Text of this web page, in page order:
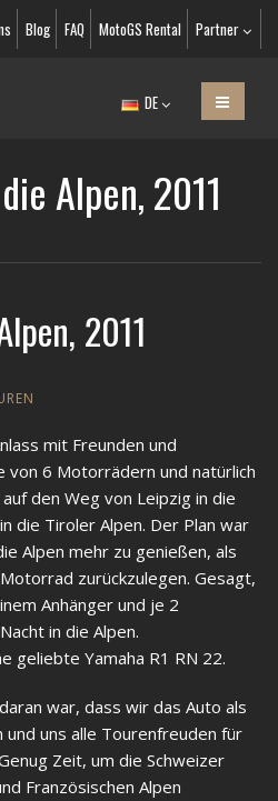
Blog FAQ MotoGS Rental Partner
DE
Alpen, 2011
2011
mit Freunden und
von 6 Motorrädern und natürlich
den Weg von Leipzig in die
die Tiroler Alpen. Der Plan war
Alpen mehr zu genießen, als
zurückzulegen. Gesagt,
Anhänger und je 2
in die Alpen.
geliebte Yamaha R1 RN 22.
war, dass wir das Auto als
uns alle Tourenfreuden für
Zeit, um die Schweizer
Französischen Alpen